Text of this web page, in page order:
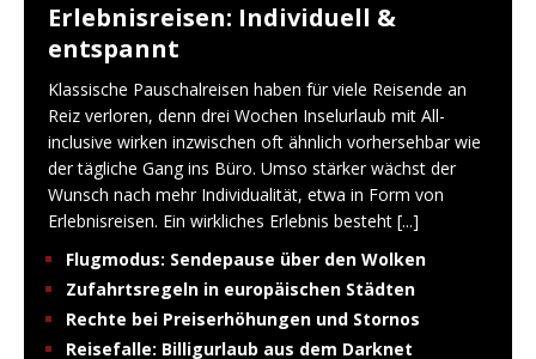
Erlebnisreisen: Individuell &
entspannt
Klassische Pauschalreisen haben für viele Reisende an
Reiz verloren, denn drei Wochen Inselurlaub mit All-
inclusive wirken inzwischen oft ähnlich vorhersehbar wie
der tägliche Gang ins Büro. Umso stärker wächst der
Wunsch nach mehr Individualität, etwa in Form von
Erlebnisreisen. Ein wirkliches Erlebnis besteht [...]
Flugmodus: Sendepause über den Wolken
Zufahrtsregeln in europäischen Städten
Rechte bei Preiserhöhungen und Stornos
Reisefalle: Billigurlaub aus dem Darknet